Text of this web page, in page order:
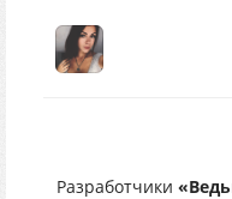
Разработчики